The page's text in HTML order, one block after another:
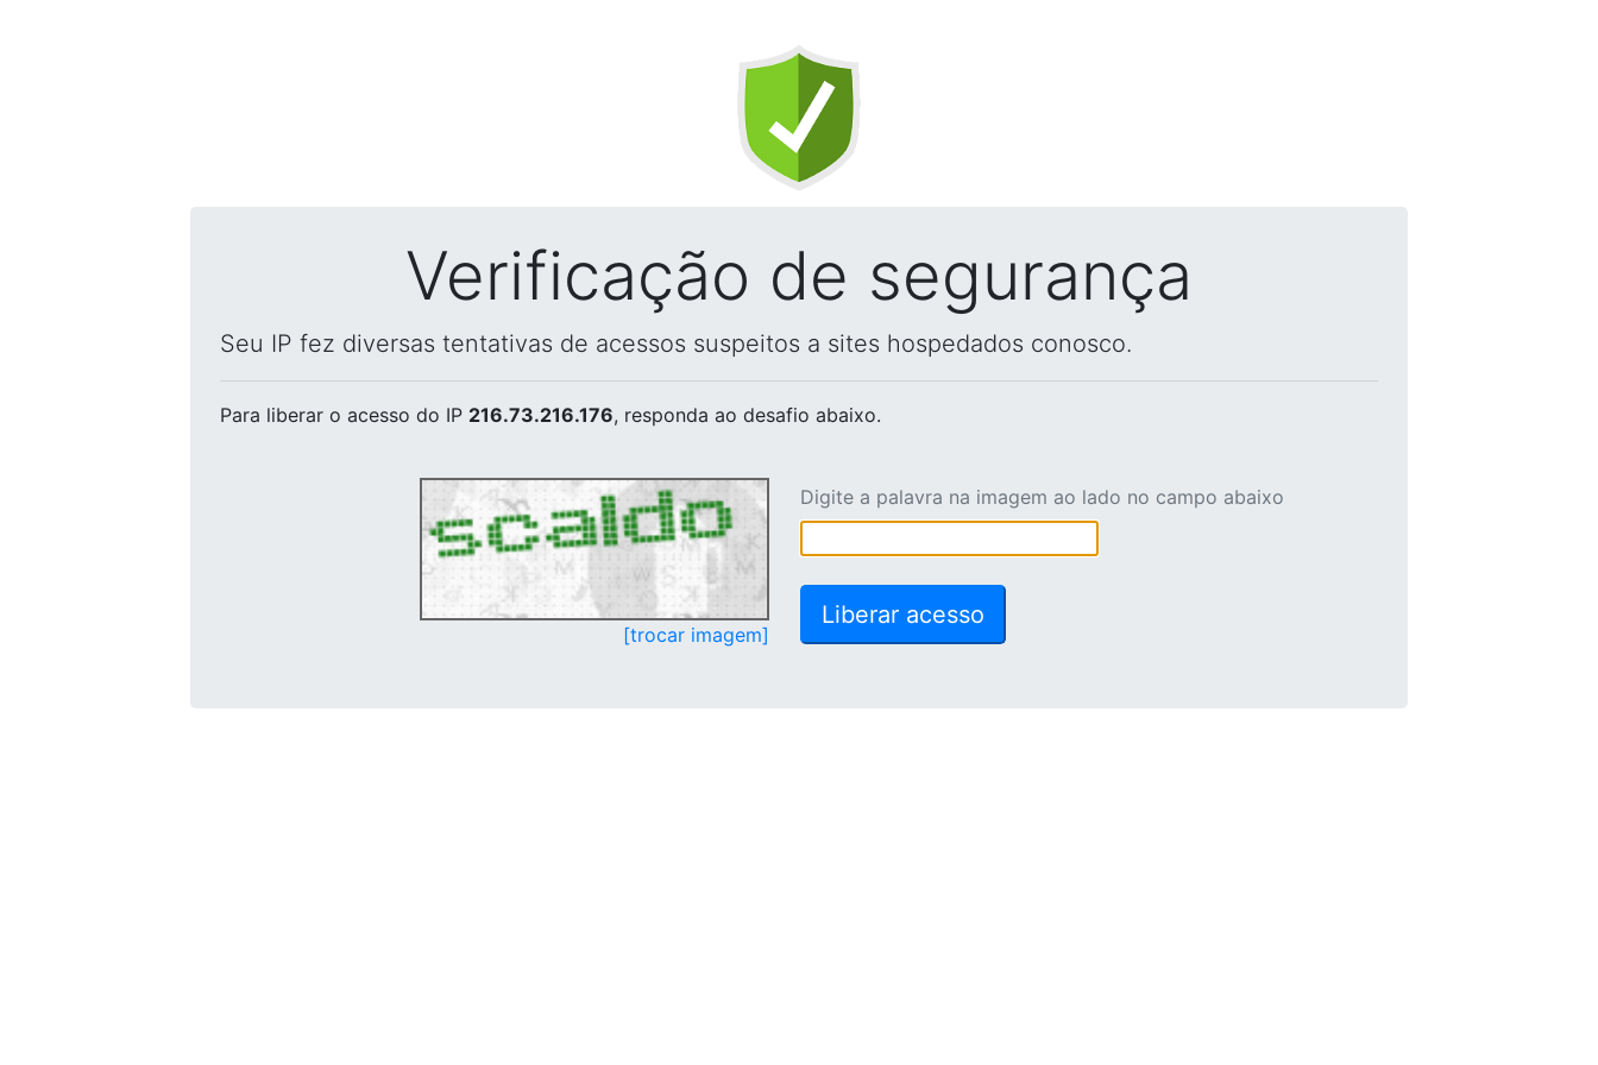
Verificação de segurança
Seu IP fez diversas tentativas de acessos suspeitos a sites hospedados conosco.
Para liberar o acesso do IP 216.73.216.176, responda ao desafio abaixo.
[trocar imagem]
Digite a palavra na imagem ao lado no campo abaixo